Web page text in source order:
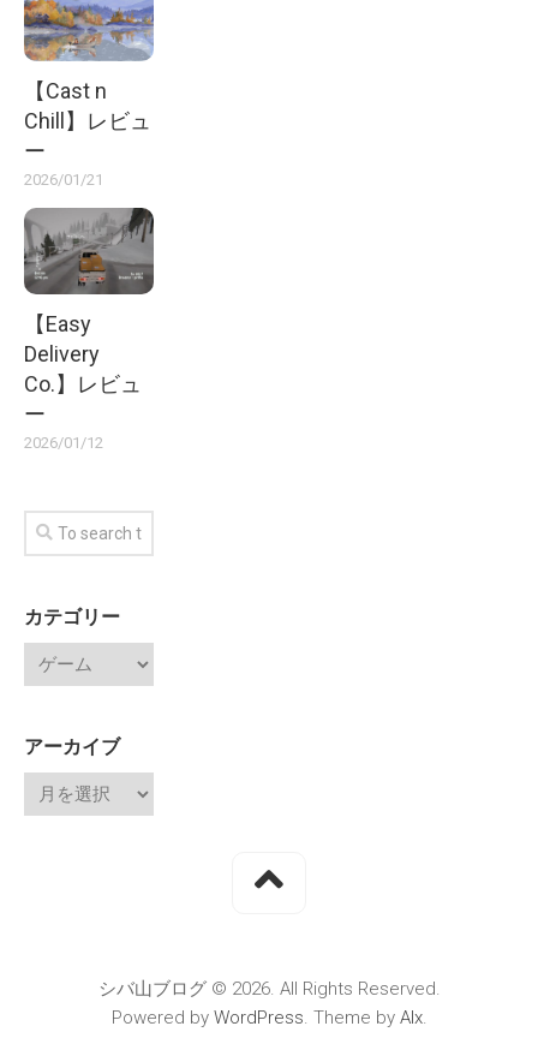
【Cast n
Chill】レビュ
ー
2026/01/21
【Easy
Delivery
Co.】レビュ
ー
2026/01/12
カテゴリー
アーカイブ
シバ山ブログ © 2026. All Rights Reserved.
Powered by WordPress. Theme by Alx.